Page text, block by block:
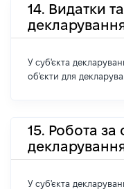
14. Видатки
У суб'єкта
об'єкти для
15. Робота за
У суб'єкта